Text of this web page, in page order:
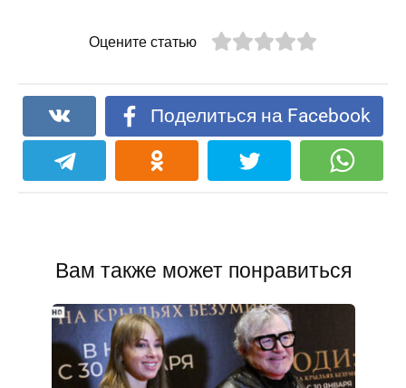
Оцените статью
Поделиться на Facebook
Вам также может понравиться